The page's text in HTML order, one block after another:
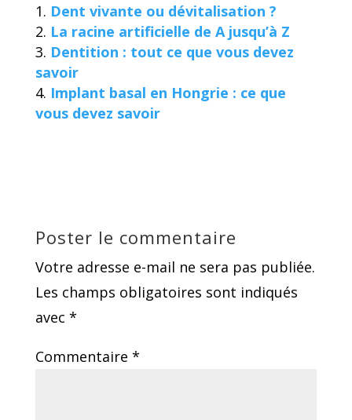
Dent vivante ou dévitalisation ?
La racine artificielle de A jusqu’à Z
Dentition : tout ce que vous devez
savoir
Implant basal en Hongrie : ce que
vous devez savoir
Poster le commentaire
Votre adresse e-mail ne sera pas publiée.
Les champs obligatoires sont indiqués
avec *
Commentaire *